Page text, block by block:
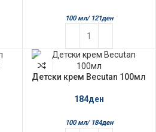
100 мл/ 121ден
Детски крем Becutan 100мл
184ден
100 мл/ 184ден